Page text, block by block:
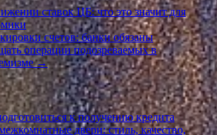
ставок ЦБ: что это значит для
счетов: банки обязаны
операции подозреваемых в
→
к получению кредита
двери: стиль, качество,